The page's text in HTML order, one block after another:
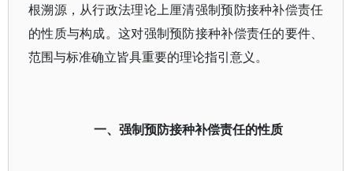
根溯源，从行政法理论上厘清强制预防接种补偿责任
的性质与构成。这对强制预防接种补偿责任的要件、
范围与标准确立皆具重要的理论指引意义。
一、强制预防接种补偿责任的性质